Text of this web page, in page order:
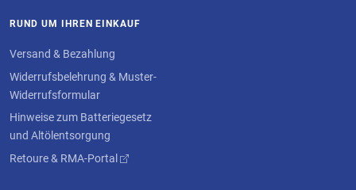
RUND UM IHREN EINKAUF
Versand & Bezahlung
Widerrufsbelehrung & Muster-
Widerrufsformular
Hinweise zum Batteriegesetz
und Altölentsorgung
Retoure & RMA-Portal